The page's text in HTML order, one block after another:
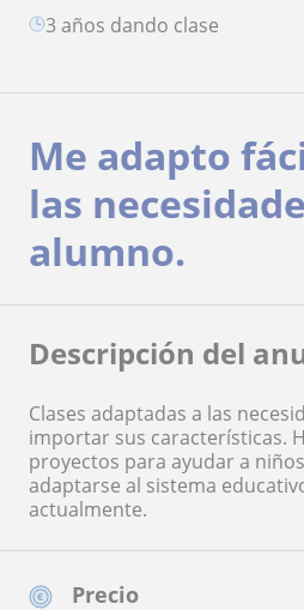
3 años dando clase
Precio
Me adapto
las
alumno.
Descripción del
Clases adaptadas a las
importar sus características.
proyectos para ayudar a
adaptarse al sistema
actualmente.